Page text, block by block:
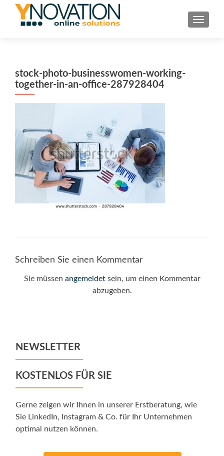
stock-photo-businesswomen-working-
together-in-an-office-287928404
Schreiben Sie einen Kommentar
Sie müssen angemeldetsein, um einen Kommentar
abzugeben.
NEWSLETTER
KOSTENLOS FÜR SIE
Gerne zeigen wir Ihnen in unserer Erstberatung, wie
Sie LinkedIn, Instagram & Co. für Ihr Unternehmen
optimal nutzen können.